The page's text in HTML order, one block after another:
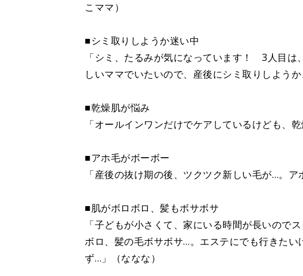
こママ）
■シミ取りしようか迷い中
「シミ、たるみが気になっています！ 3人目は、
しいママでいたいので、産後にシミ取りしよう
■乾燥肌が悩み
「オールインワンだけでケアしているけども、
■アホ毛がボーボー
「産後の抜け期の後、ツクツク新しい毛が…。ア
■肌がボロボロ、髪もボサボサ
「子どもが小さくて、家にいる時間が長いので
ボロ、髪の毛ボサボサ…。エステにでも行きた
ず…」（ななな）